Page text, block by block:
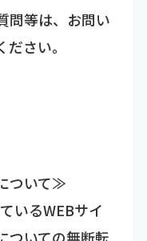
問等は、お問い
さい。
ついて≫
いるWEBサイ
ついての無断転